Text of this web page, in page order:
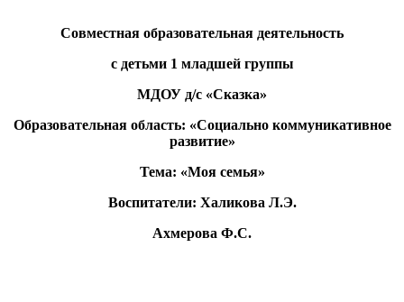
Совместная образовательная деятельность
с детьми 1 младшей группы
МДОУ д/с «Сказка»
Образовательная область: «Социально коммуникативное
развитие»
Тема: «Моя семья»
Воспитатели: Халикова Л.Э.
Ахмерова Ф.С.